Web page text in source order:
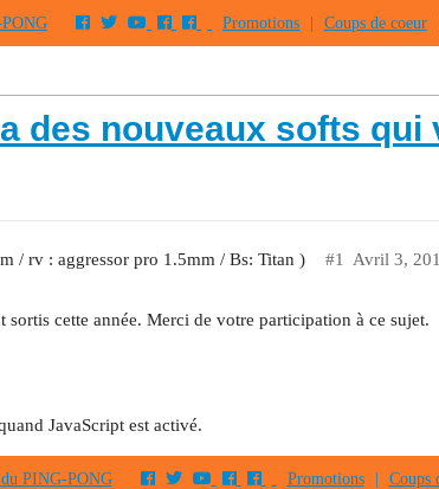
Promotions Coups de coeur
des nouveaux softs
/ rv : aggressor pro 1.5mm / Bs: Titan ) Avril 3,
#1
cette année. Merci de votre participation à ce sujet.
JavaScript est activé.
PING-PONG Promotions | Coups